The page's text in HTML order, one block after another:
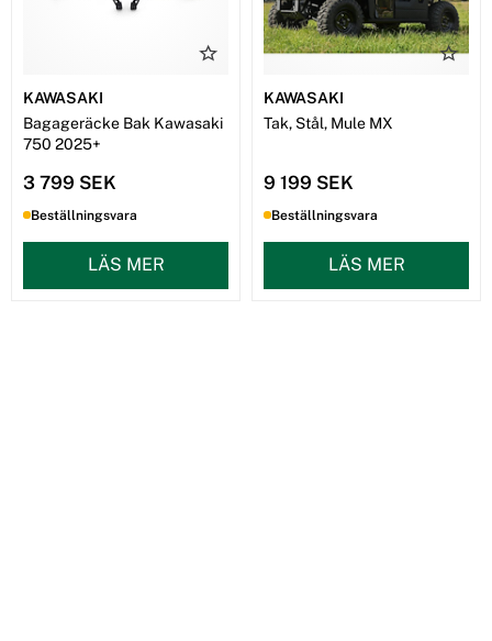
KAWASAKI
Bagageräcke Bak Kawasaki
750 2025+
3 799 SEK
Beställningsvara
LÄS MER
KAWASAKI
Tak, Stål, Mule MX
9 199 SEK
Beställningsvara
LÄS MER